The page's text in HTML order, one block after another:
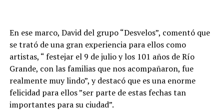
En ese marco, David del grupo “Desvelos”, comentó que
se trató de una gran experiencia para ellos como
artistas, “ festejar el 9 de julio y los 101 años de Río
Grande, con las familias que nos acompañaron, fue
realmente muy lindo”, y destacó que es una enorme
felicidad para ellos ”ser parte de estas fechas tan
importantes para su ciudad”.